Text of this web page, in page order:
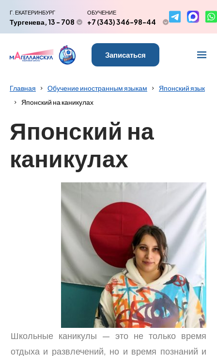
Г. ЕКАТЕРИНБУРГ
Тургенева, 13 - 708
ОБУЧЕНИЕ
+7 (343) 346-98-44
Записаться
Главная Обучение иностранным языкам
Японский язык
Японский на каникулах
Японский на
каникулах
Школьные каникулы — это не только время
отдыха и развлечений, но и время познаний и